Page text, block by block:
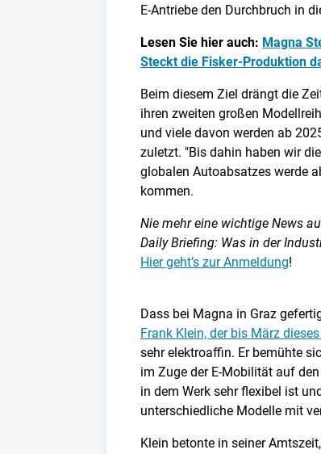
E-Antriebe den Durchbruch in
Lesen Sie hier auch: Magna
Steckt die Fisker-Produktion
Beim diesem Ziel drängt die
ihren zweiten großen
und viele davon werden ab
zuletzt. "Bis dahin haben wir
globalen Autoabsatzes werde
kommen.
Nie mehr eine wichtige News
Daily Briefing: Was in der
Hier geht’s zur Anmeldung!
Dass bei Magna in Graz
Frank Klein, der bis März
sehr elektroaffin. Er bemühte
im Zuge der E-Mobilität auf
in dem Werk sehr flexibel ist
unterschiedliche Modelle mit
Klein betonte in seiner